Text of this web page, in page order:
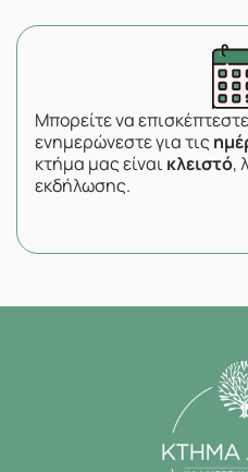
Μπορείτε να
ενημερώνεστε για τις
κτήμα μας είναικλειστό,
εκδήλωσης.